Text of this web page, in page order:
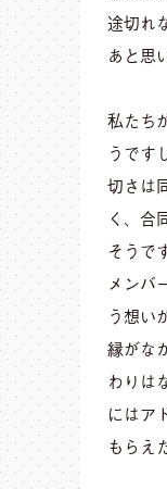
途切れ
あと思
私たち
うです
切さは
く、合
そうで
メンバ
う想い
縁がな
わりは
にはア
もらえ